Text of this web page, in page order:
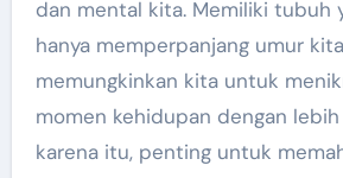
dan mental kita. Memiliki tubuh
hanya memperpanjang umur
memungkinkan kita untuk
momen kehidupan dengan lebih
karena itu, penting untuk